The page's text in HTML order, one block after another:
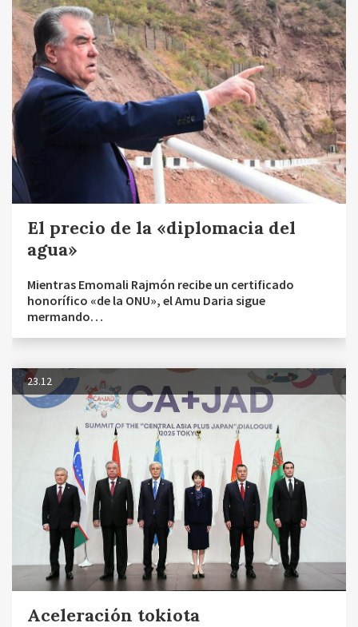
El precio de la «diplomacia del
agua»
Mientras Emomali Rajmón recibe un certificado
honorífico «de la ONU», el Amu Daria sigue
mermando…
23.12
Aceleración tokiota